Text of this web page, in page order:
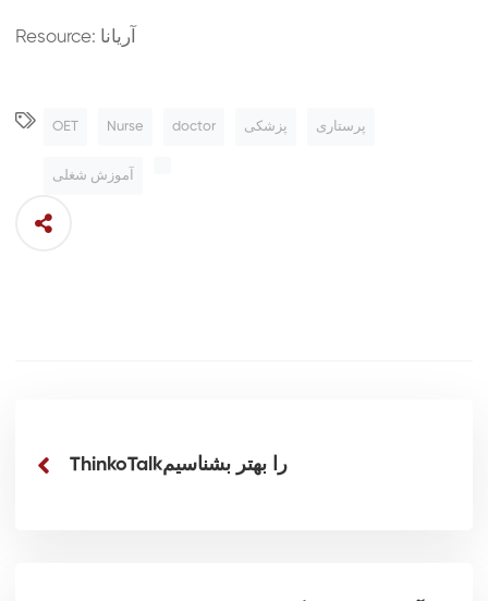
Resource: آریانا
OET Nurse doctor پزشکی پرستاری
آموزش شغلی
ThinkoTalkرا بهتر بشناسیم